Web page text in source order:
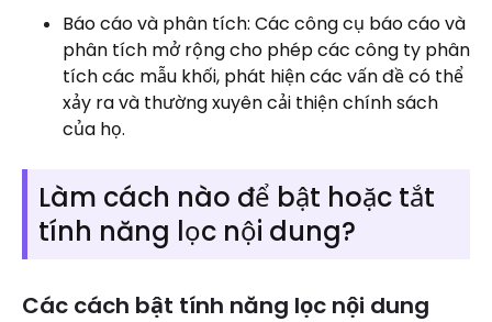
Báo cáo và phân tích: Các công cụ báo cáo và
phân tích mở rộng cho phép các công ty phân
tích các mẫu khối, phát hiện các vấn đề có thể
xảy ra và thường xuyên cải thiện chính sách
của họ.
Làm cách nào để bật hoặc tắt
tính năng lọc nội dung?
Các cách bật tính năng lọc nội dung